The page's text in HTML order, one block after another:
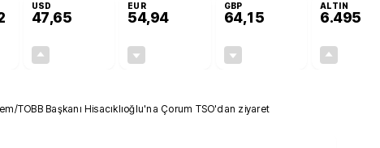
USD
47,65
EUR
54,94
GBP
64,15
ALTIN
6.495
/TOBB Başkanı Hisacıklıoğlu'na Çorum TSO'dan ziyaret